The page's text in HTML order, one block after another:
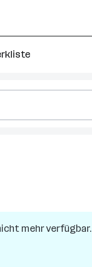
mehr verfügbar.